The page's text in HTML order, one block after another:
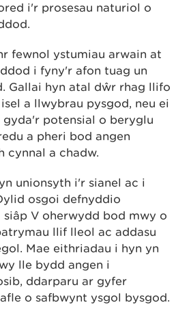
i'r prosesau naturiol o
fewnol ystumiau arwain at
i fyny'r afon tuag un
Gallai hyn atal dŵr rhag llifo
a llwybrau pysgod, neu ei
potensial o beryglu
a pheri bod angen
cynnal a chadw.
unionsyth i'r sianel ac i
osgoi defnyddio
siâp V oherwydd bod mwy o
llif lleol ac addasu
Mae eithriadau i hyn yn
lle bydd angen i
ddarparu ar gyfer
o safbwynt ysgol bysgod.